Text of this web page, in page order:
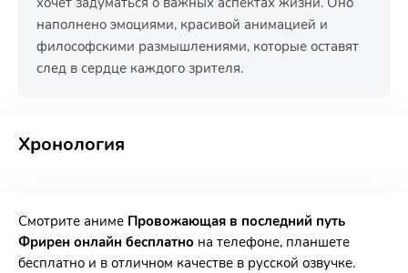
наполнено эмоциями, красивой анимацией и
философскими размышлениями, которые оставят
след в сердце каждого зрителя.
Хронология
Смотрите аниме Провожающая в последний путь
Фрирен онлайн бесплатно на телефоне, планшете
бесплатно и в отличном качестве в русской озвучке.